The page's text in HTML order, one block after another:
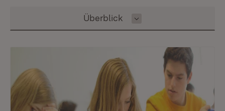
Inhalt auswählen
Überblick